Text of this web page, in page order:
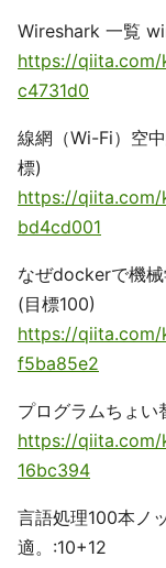
Wireshark 一覧
https://qiita.com/
c4731d0
線網（Wi-Fi）空
標)
https://qiita.com/
bd4cd001
なぜdockerで機
(目標100)
https://qiita.com/
f5ba85e2
プログラムちょ
https://qiita.com/
16bc394
言語処理100本ノ
適。:10+12